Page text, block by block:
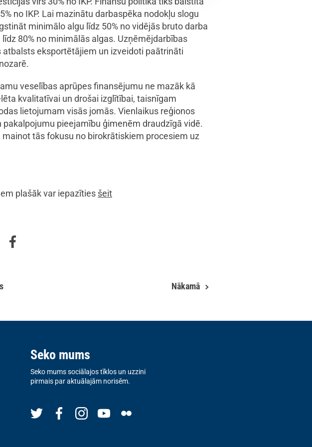
no IKP. Lai mazinātu darbaspēka nodokļu slogu
minimālo algu līdz 50% no vidējās bruto darba
80% no minimālās algas. Uzņēmējdarbības
eksportētājiem un izveidoti paātrināti
veselības aprūpes finansējumu ne mazāk kā
kvalitatīvai un drošai izglītībai, taisnīgam
lietojumam visās jomās. Vienlaikus reģionos
pieejamību ģimenēm draudzīgā vidē.
tās fokusu no birokrātiskiem procesiem uz
plašāk var iepazīties šeit
Nākamā
Seko mums
Seko mums sociālajos tīklos un uzzini
pirmais par aktuālajām norisēm.